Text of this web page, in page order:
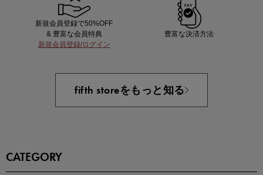
新規会員登録で50%OFF
& 豊富な会員特典
新規会員登録/ログイン
豊富な決済方法
fifth storeをもっと知る
CATEGORY